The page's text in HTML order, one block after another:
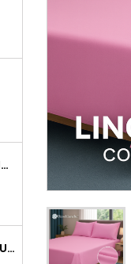
TORCHON DE CUISINE LT DE 10 CS
LINGE DE LIT BLEU NUIT